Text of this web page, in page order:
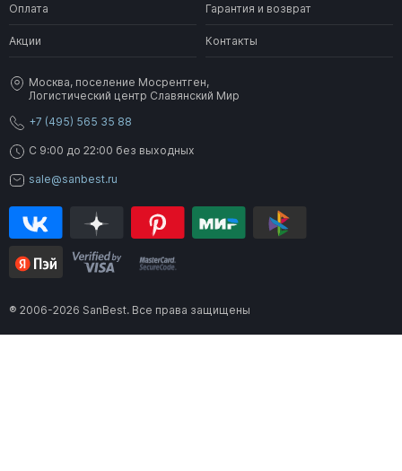
Оплата Гарантия и возврат
Акции Контакты
Москва, поселение Мосрентген,
Логистический центр Славянский Мир
+7 (495) 565 35 88
C 9:00 до 22:00 без выходных
sale@sanbest.ru
® 2006-2026 SanBest. Все права защищены